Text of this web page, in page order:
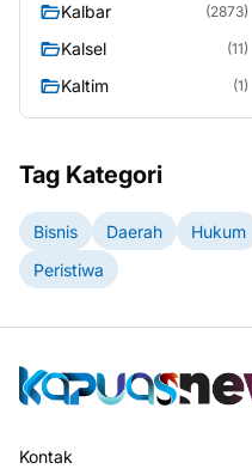
Kalbar (2873)
Kalsel (11)
Kaltim (1)
Tag Kategori
Bisnis Daerah Hukum
Peristiwa
Kontak